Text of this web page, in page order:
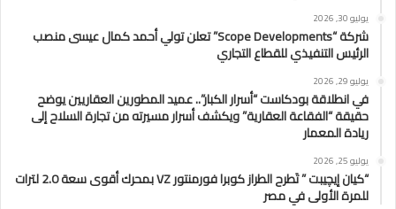
يوليو 30, 2026
شركة “Scope Developments” تعلن تولي أحمد كمال عيسى منصب
الرئيس التنفيذي للقطاع التجاري
يوليو 29, 2026
في انطلاقة بودكاست “أسرار الكبار”.. عميد المطورين العقاريين يوضح
حقيقة “الفقاعة العقارية” ويكشف أسرار مسيرته من تجارة السلاح إلى
ريادة المعمار
يوليو 25, 2026
“كيان إيچيبت ” تَطرح الطراز كوبرا فورمنتور VZ بمحرك أقوى سعة 2.0 لترات
للمرة الأولى في مصر